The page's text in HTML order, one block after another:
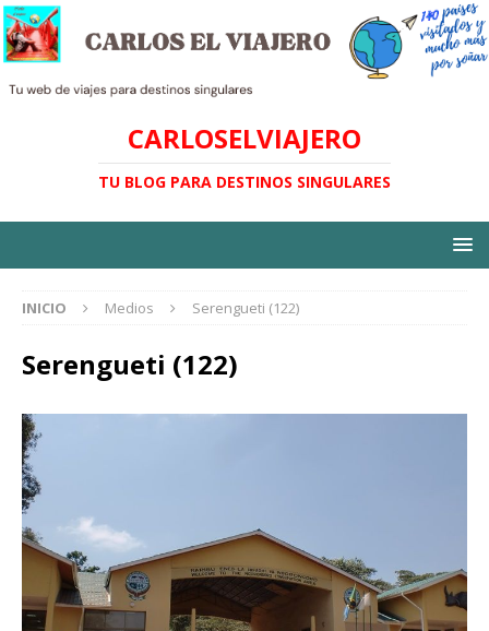
CARLOSELVIAJERO
TU BLOG PARA DESTINOS SINGULARES
INICIO Medios Serengueti (122)
Serengueti (122)